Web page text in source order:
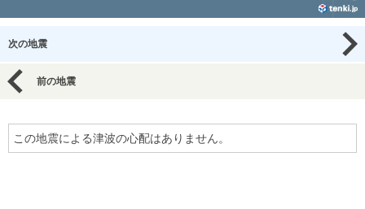
次の地震
前の地震
この地震による津波の心配はありません。